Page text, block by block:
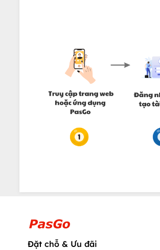
Đặt chỗ & Ưu đãi